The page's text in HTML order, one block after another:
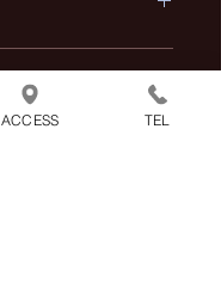
につき別途配送
）がかかりま
ACCESS TEL